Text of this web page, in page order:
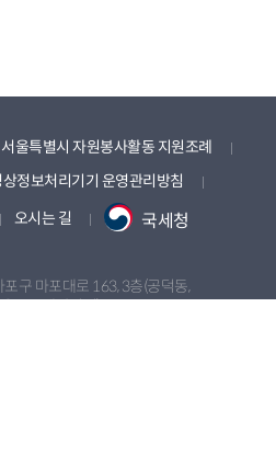
서울특별시 자원봉사활동 지원조례
상정보처리기기 운영관리방침
오시는 길 국세청
구 마포대로 163, 3층(공덕동,
보증재단빌딩)